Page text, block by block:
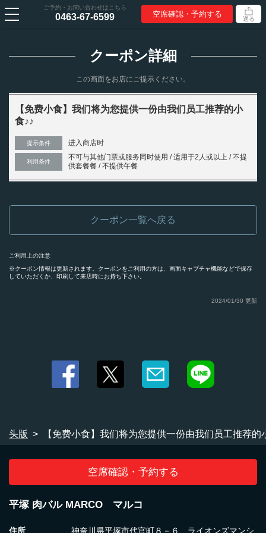
ご予約・お問い合わせはこちら
0463-67-6599 空席確認・予約する 送る
クーポン詳細
この画面をお店にご提示ください。
【免费小食】我们将为您提供一份由我们员工推荐的小
食♪♪
提示条件 进入商店时
利用条件
不可与其他门票或服务同时使用 / 适用于2人或以上 / 不提
供套餐餐 / 不提供午餐
クーポン一覧へ戻る
ご利用上の注意
クーポン情報は更新されます。クーポンをご利用の方は、画面キャプチャ機能などで保存
していただくか、印刷して来店時にお持ち下さい。
2024/01/30 更新
https://nikubarumaruko.owst.jp/coupons/2046218
头版 【免费小食】我们将为您提供一份由我们员工推荐的
空席確認・予約する
平塚 肉バル MARCO マルコ
住所 神奈川県平塚市代官町８－６ ライオンズマンシ